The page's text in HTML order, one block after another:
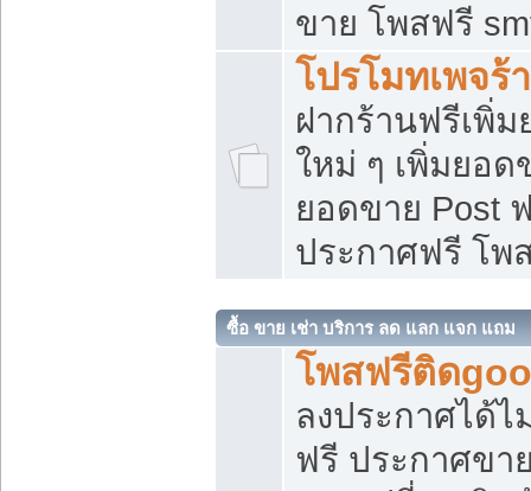
ขาย โพสฟรี
โปรโมทเพจร้
ฝากร้านฟรีเพิ่
ใหม่ ๆ เพิ่มยอด
ยอดขาย Post
ประกาศฟรี โพ
ซื้อ ขาย เช่า บริการ ลด แลก แจก แถม
โพสฟรีติด
ลงประกาศได้
ฟรี ประกาศข